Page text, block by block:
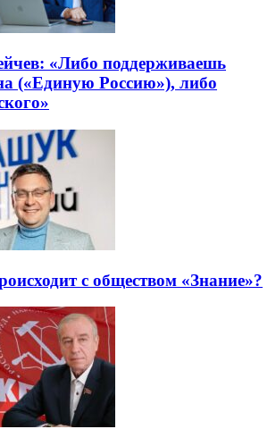
«Либо поддерживаешь
(«Единую Россию»), либо
с обществом «Знание»?